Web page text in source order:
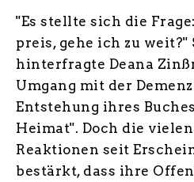
"Es stellte sich die
preis, gehe ich zu
hinterfragte Deana
Umgang mit der
Entstehung ihres
Heimat". Doch die
Reaktionen seit
bestärkt, dass ihre